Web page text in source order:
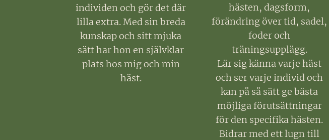
individen och gör det där
lilla extra. Med sin breda
kunskap och sitt mjuka
sätt har hon en självklar
plats hos mig och min
häst.
hästen, dagsform,
förändring över tid, sadel,
foder och
träningsupplägg.
Lär sig känna varje häst
och ser varje individ och
kan på så sätt ge bästa
möjliga förutsättningar
för den specifika hästen.
Bidrar med ett lugn till